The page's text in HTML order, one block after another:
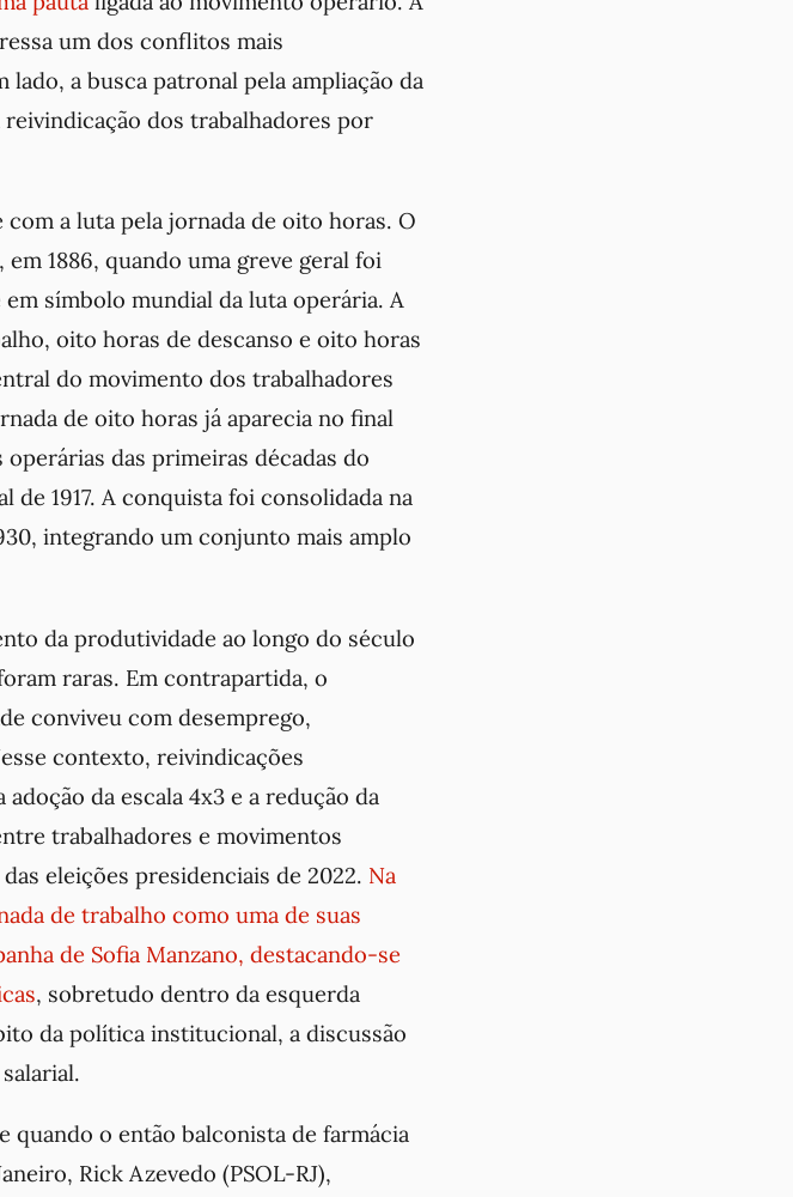
um dos conflitos mais
a busca patronal pela ampliação da
dos trabalhadores por
a luta pela jornada de oito horas. O
1886, quando uma greve geral foi
símbolo mundial da luta operária. A
oito horas de descanso e oito horas
do movimento dos trabalhadores
de oito horas já aparecia no final
das primeiras décadas do
de 1917. A conquista foi consolidada na
integrando um conjunto mais amplo
da produtividade ao longo do século
raras. Em contrapartida, o
conviveu com desemprego,
contexto, reivindicações
da escala 4x3 e a redução da
trabalhadores e movimentos
eleições presidenciais de 2022. Na
de trabalho como uma de suas
de Sofia Manzano, destacando-se
, sobretudo dentro da esquerda
da política institucional, a discussão
quando o então balconista de farmácia
Rick Azevedo (PSOL-RJ),